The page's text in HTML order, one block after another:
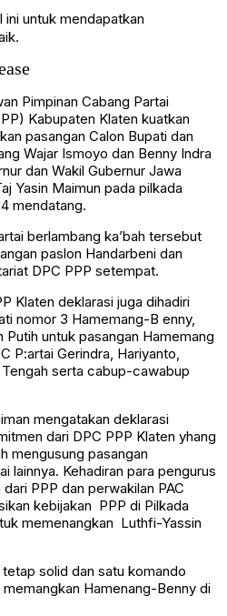
untuk mendapatkan
Pimpinan Cabang Partai
Kabupaten Klaten kuatkan
pasangan Calon Bupati dan
Wajar Ismoyo dan Benny Indra
dan Wakil Gubernur Jawa
Yasin Maimun pada pilkada
mendatang.
berlambang ka’bah tersebut
paslon Handarbeni dan
DPC PPP setempat.
Klaten deklarasi juga dihadiri
nomor 3 Hamemang-B enny,
untuk pasangan Hamemang
P:artai Gerindra, Hariyanto,
serta cabup-cawabup
mengatakan deklarasi
dari DPC PPP Klaten yhang
mengusung pasangan
lainnya. Kehadiran para pengurus
PPP dan perwakilan PAC
kebijakan PPP di Pilkada
memenangkan Luthfi-Yassin
solid dan satu komando
Hamenang-Benny di